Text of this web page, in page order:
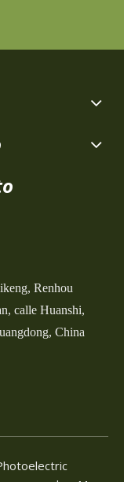
Renhou
calle Huanshi,
China